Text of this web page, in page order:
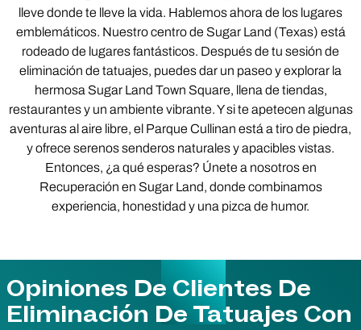
lleve donde te lleve la vida. Hablemos ahora de los lugares
emblemáticos. Nuestro centro de Sugar Land (Texas) está
rodeado de lugares fantásticos. Después de tu sesión de
eliminación de tatuajes, puedes dar un paseo y explorar la
hermosa Sugar Land Town Square, llena de tiendas,
restaurantes y un ambiente vibrante. Y si te apetecen algunas
aventuras al aire libre, el Parque Cullinan está a tiro de piedra,
y ofrece serenos senderos naturales y apacibles vistas.
Entonces, ¿a qué esperas? Únete a nosotros en
Recuperación en Sugar Land, donde combinamos
experiencia, honestidad y una pizca de humor.
Opiniones De Clientes De
Eliminación De Tatuajes Con